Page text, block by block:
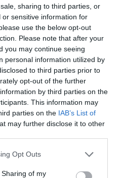
sharing to third parties, or
sensitive information for
use the below opt-out
Please note that after your
you may continue seeing
personal information utilized by
to third parties prior to
opt-out of the further
by third parties on the
This information may
parties on the IAB’s List of
may further disclose it to other
Opt Outs
of my
categorías de producto y
de cada acuerdo. Si
con nosotros a
fuente preferida de Google
últimas noticias de actualidad.
ACTIVAR AHORA